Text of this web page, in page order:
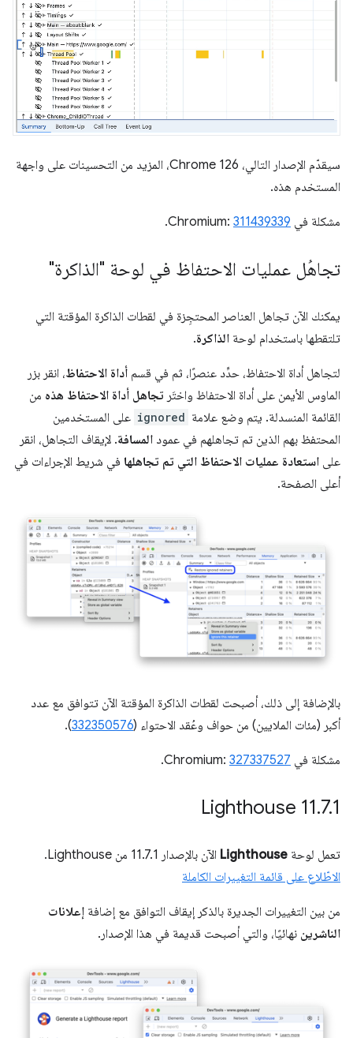
سيقدّم الإصدار التالي، Chrome 126، المزيد من التحسينات على واجهة
المستخدم هذه.
مشكلة في Chromium: 311439339
.
تجاهُل عمليات الاحتفاظ في لوحة "الذاكرة"
يمكنك الآن تجاهل العناصر المحتجِزة في لقطات الذاكرة المؤقتة التي
تلتقطها باستخدام لوحة الذاكرة.
لتجاهل أداة الاحتفاظ، حدِّد عنصرًا، ثم في قسم أداة الاحتفاظ، انقر بزر
الماوس الأيمن على أداة الاحتفاظ واختَر تجاهل أداة الاحتفاظ هذه من
القائمة المنسدلة. يتم وضع علامة ignored على المستخدمين
المحتفظ بهم الذين تم تجاهلهم في عمود المسافة. لإيقاف التجاهل، انقر
على استعادة عمليات الاحتفاظ التي تم تجاهلها في شريط الإجراءات في
أعلى الصفحة.
بالإضافة إلى ذلك، أصبحت لقطات الذاكرة المؤقتة الآن تتوافق مع عدد
أكبر (مئات الملايين) من حواف وعُقد الاحتواء (332350576
).
مشكلة في Chromium: 327337527
.
‫Lighthouse 11.7.1
تعمل لوحة Lighthouse الآن بالإصدار 11.7.1 من Lighthouse.
الاطّلاع على قائمة التغييرات الكاملة
من بين التغييرات الجديرة بالذكر إيقاف التوافق مع إضافة إعلانات
الناشرين نهائيًا، والتي أصبحت قديمة في هذا الإصدار.